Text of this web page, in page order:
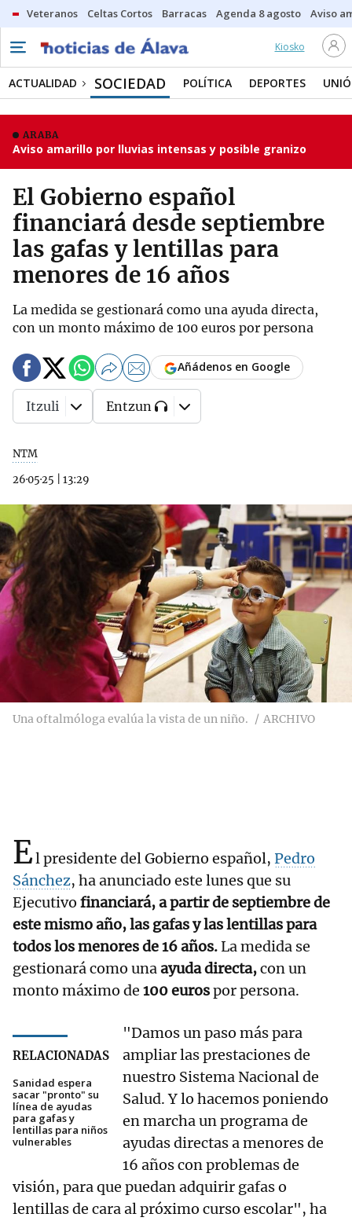
Veteranos Celtas Cortos Barracas Agenda 8 agosto Aviso
Kiosko
ACTUALIDAD SOCIEDAD POLÍTICA DEPORTES
ARABA
Aviso amarillo por lluvias intensas y posible granizo
El Gobierno español
financiará desde septiembre
las gafas y lentillas para
menores de 16 años
La medida se gestionará como una ayuda directa,
con un monto máximo de 100 euros por persona
NTM
26·05·25
13:29
Añádenos en Google
Itzuli Entzun
Una oftalmóloga evalúa la vista de un niño. ARCHIVO
El presidente del Gobierno español, Pedro
Sánchez, ha anunciado este lunes que su
Ejecutivo financiará, a partir de septiembre de
este mismo año, las gafas y las lentillas para
todos los menores de 16 años.La medida se
gestionará como unaayuda directa,con un
monto máximo de 100 eurospor persona.
RELACIONADAS
Sanidad espera
sacar "pronto" su
línea de ayudas
para gafas y
lentillas para niños
vulnerables
"Damos un paso más para
ampliar las prestaciones de
nuestro Sistema Nacional de
Salud. Y lo hacemos poniendo
en marcha un programa de
ayudas directas a menores de
16 años con problemas de
visión, para que puedan adquirir gafas o
lentillas de cara al próximo curso escolar", ha